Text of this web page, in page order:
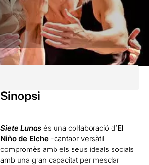
Sinopsi
Siete Lunas és una col·laboració d’El
Niño de Elche -cantaor versàtil
compromès amb els seus ideals socials
amb una gran capacitat per mesclar